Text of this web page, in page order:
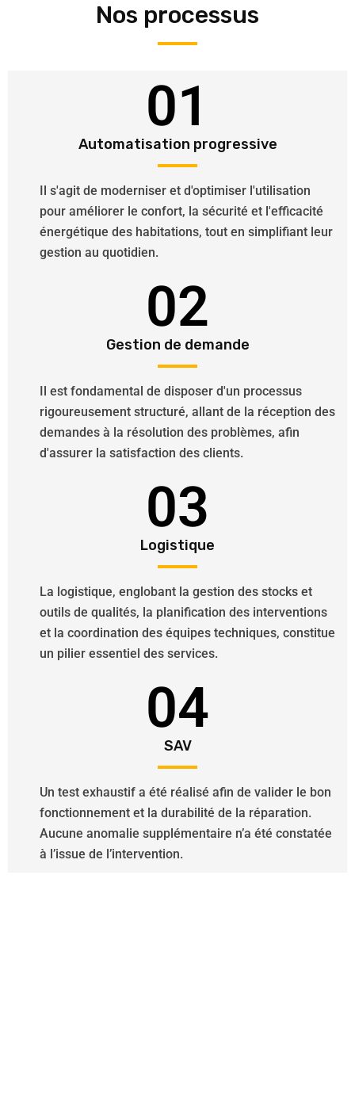
Nos processus
01
Automatisation progressive
Il s'agit de moderniser et d'optimiser l'utilisation
pour améliorer le confort, la sécurité et l'efficacité
énergétique des habitations, tout en simplifiant leur
gestion au quotidien.
02
Gestion de demande
Il est fondamental de disposer d'un processus
rigoureusement structuré, allant de la réception des
demandes à la résolution des problèmes, afin
d'assurer la satisfaction des clients.
03
Logistique
La logistique, englobant la gestion des stocks et
outils de qualités, la planification des interventions
et la coordination des équipes techniques, constitue
un pilier essentiel des services.
04
SAV
Un test exhaustif a été réalisé afin de valider le bon
fonctionnement et la durabilité de la réparation.
Aucune anomalie supplémentaire n’a été constatée
à l’issue de l’intervention.